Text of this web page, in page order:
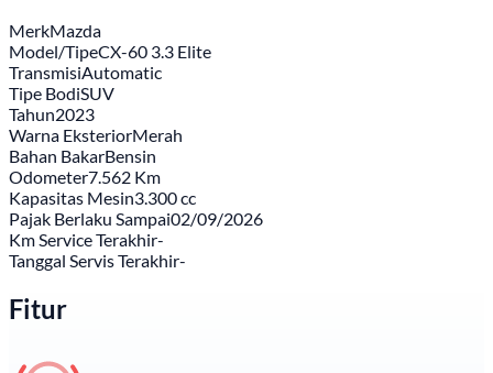
MerkMazda
Model/TipeCX-60 3.3 Elite
TransmisiAutomatic
Tipe BodiSUV
Tahun2023
Warna EksteriorMerah
Bahan BakarBensin
Odometer7.562 Km
Kapasitas Mesin3.300 cc
Pajak Berlaku Sampai02/09/2026
Km Service Terakhir-
Tanggal Servis Terakhir-
Fitur